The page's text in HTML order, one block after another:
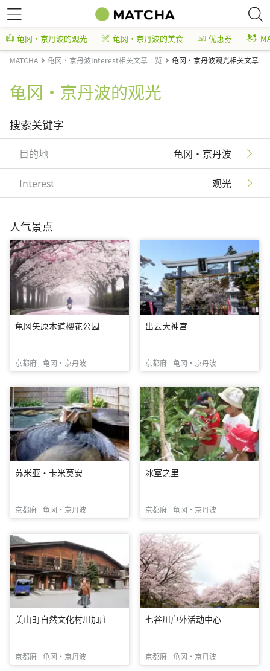
龟冈・京丹波的观光 龟冈・京丹波的美食 优惠券
MATCHA 龟冈・京丹波Interest相关文章一览 龟冈・京丹波观光相关文章一
龟冈・京丹波的观光
搜索关键字
目的地 龟冈・京丹波
Interest 观光
人气景点
龟冈矢原木道樱花公园
京都府 龟冈・京丹波
出云大神宫
京都府 龟冈・京丹波
苏米亚·卡米莫安
京都府 龟冈・京丹波
冰室之里
京都府 龟冈・京丹波
美山町自然文化村川加庄
京都府 龟冈・京丹波
七谷川户外活动中心
京都府 龟冈・京丹波